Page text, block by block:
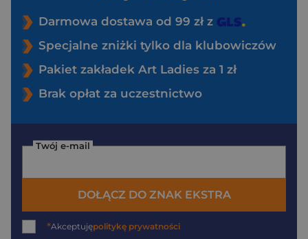
Darmowa dostawa od 99 zł z
Specjalne zniżki tylko dla klubowiczów
Pakiet zakładek Art Ladies za 1 zł
Brak opłat za uczestnictwo
Twój e-mail
DOŁĄCZ DO ZNAK EKSTRA
*Akceptujępolitykę prywatności